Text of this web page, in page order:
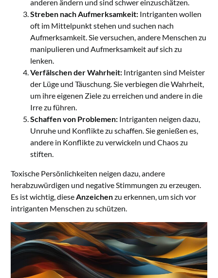
anderen ändern und sind schwer einzuschätzen.
Streben nach Aufmerksamkeit: Intriganten wollen
oft im Mittelpunkt stehen und suchen nach
Aufmerksamkeit. Sie versuchen, andere Menschen zu
manipulieren und Aufmerksamkeit auf sich zu
lenken.
Verfälschen der Wahrheit: Intriganten sind Meister
der Lüge und Täuschung. Sie verbiegen die Wahrheit,
um ihre eigenen Ziele zu erreichen und andere in die
Irre zu führen.
Schaffen von Problemen: Intriganten neigen dazu,
Unruhe und Konflikte zu schaffen. Sie genießen es,
andere in Konflikte zu verwickeln und Chaos zu
stiften.
Toxische Persönlichkeiten neigen dazu, andere
herabzuwürdigen und negative Stimmungen zu erzeugen.
Es ist wichtig, dieseAnzeichenzu erkennen, um sich vor
intriganten Menschen zu schützen.